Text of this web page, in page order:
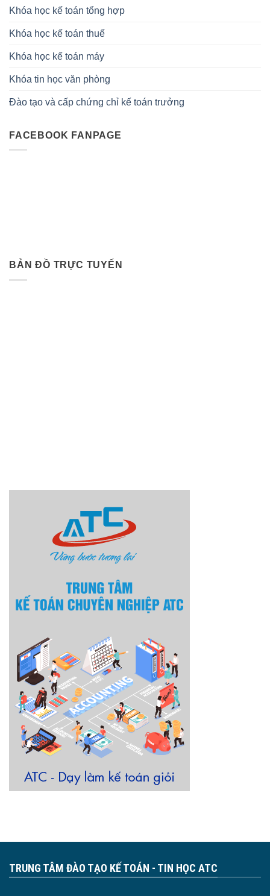
Khóa học kế toán tổng hợp
Khóa học kế toán thuế
Khóa học kế toán máy
Khóa tin học văn phòng
Đào tạo và cấp chứng chỉ kế toán trưởng
FACEBOOK FANPAGE
BẢN ĐỒ TRỰC TUYẾN
TRUNG TÂM ĐÀO TẠO KẾ TOÁN - TIN HỌC ATC